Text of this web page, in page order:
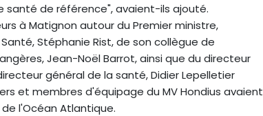
santé de référence", avaient-ils ajouté.
à Matignon autour du Premier ministre,
Stéphanie Rist, de son collègue de
Jean-Noël Barrot, ainsi que du directeur
général de la santé, Didier Lepelletier
et membres d'équipage du MV Hondius avaient
l'Océan Atlantique.